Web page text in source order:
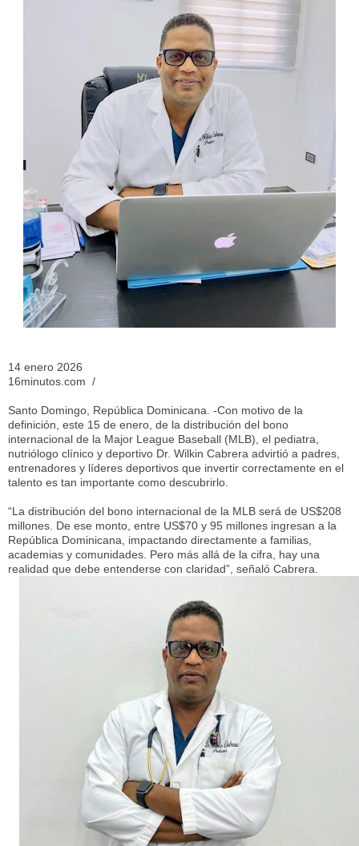
14 enero 2026
16minutos.com /
Santo Domingo, República Dominicana. -Con motivo de la
definición, este 15 de enero, de la distribución del bono
internacional de la Major League Baseball (MLB), el pediatra,
nutriólogo clínico y deportivo Dr. Wilkin Cabrera advirtió a padres,
entrenadores y líderes deportivos que invertir correctamente en el
talento es tan importante como descubrirlo.
“La distribución del bono internacional de la MLB será de US$208
millones. De ese monto, entre US$70 y 95 millones ingresan a la
República Dominicana, impactando directamente a familias,
academias y comunidades. Pero más allá de la cifra, hay una
realidad que debe entenderse con claridad”, señaló Cabrera.